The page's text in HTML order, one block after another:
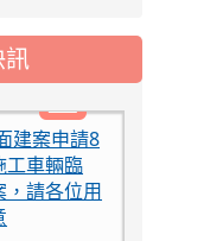
訊
31
建案申請8
工車輛臨
請各位用